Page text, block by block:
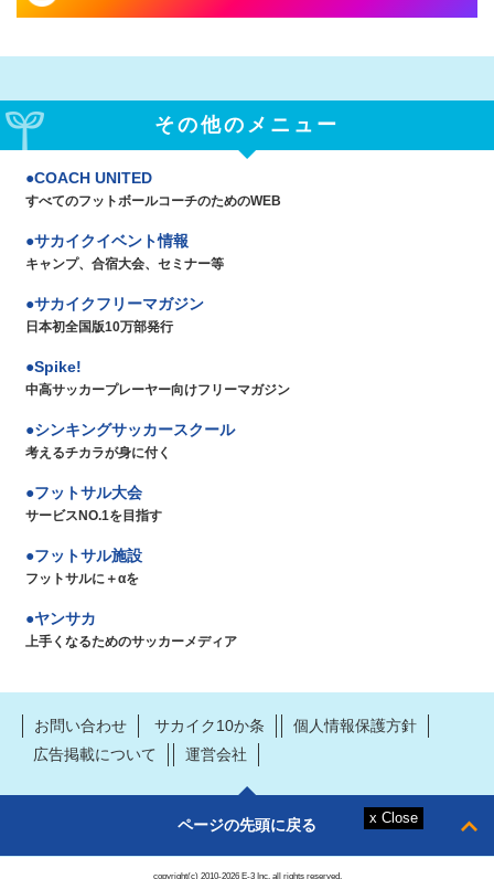
その他のメニュー
COACH UNITED
すべてのフットボールコーチのためのWEB
サカイクイベント情報
キャンプ、合宿大会、セミナー等
サカイクフリーマガジン
日本初全国版10万部発行
Spike!
中高サッカープレーヤー向けフリーマガジン
シンキングサッカースクール
考えるチカラが身に付く
フットサル大会
サービスNO.1を目指す
フットサル施設
フットサルに＋αを
ヤンサカ
上手くなるためのサッカーメディア
お問い合わせ サカイク10か条
個人情報保護方針
広告掲載について
運営会社
ページの先頭に戻る
copyright(c) 2010-2026 E-3 Inc. all rights reserved.